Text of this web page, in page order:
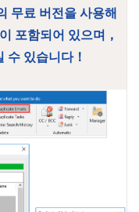
무료 버전을 사용해
포함되어 있으며，
있습니다！